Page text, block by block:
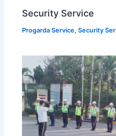
Security Service
Progarda Service,Security